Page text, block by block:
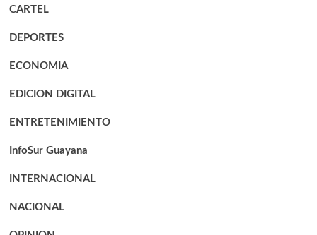
CARTEL
DEPORTES
ECONOMIA
EDICION DIGITAL
ENTRETENIMIENTO
InfoSur Guayana
INTERNACIONAL
NACIONAL